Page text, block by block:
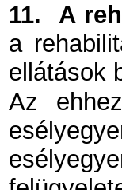
11.
A
a
ellátások
Az